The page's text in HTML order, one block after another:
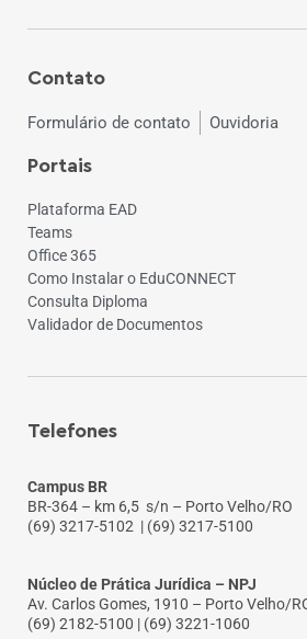
Contato
Formulário de contato Ouvidoria
Portais
Plataforma EAD
Teams
Office 365
Como Instalar o EduCONNECT
Consulta Diploma
Validador de Documentos
Telefones
Campus BR
BR-364 – km 6,5 s/n – Porto Velho/RO
(69) 3217-5102 | (69) 3217-5100
Núcleo de Prática Jurídica – NPJ
Av. Carlos Gomes, 1910 – Porto Velho/
(69) 2182-5100 | (69) 3221-1060